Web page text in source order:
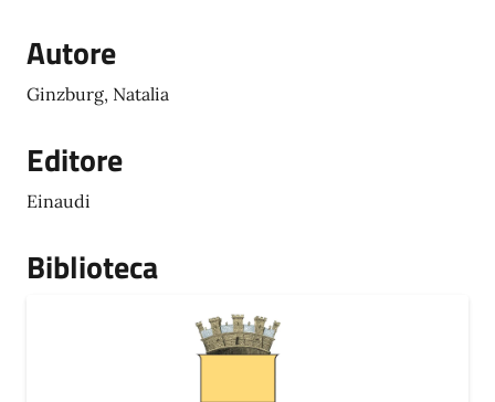
Autore
Ginzburg, Natalia
Editore
Einaudi
Biblioteca